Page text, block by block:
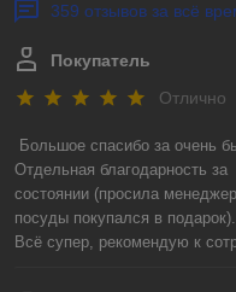
359 отзывов за всё
Покупатель
Отлично
Большое спасибо за очень
Отдельная благодарность
состоянии (просила
посуды покупался в подарок).
Всё супер, рекомендую к